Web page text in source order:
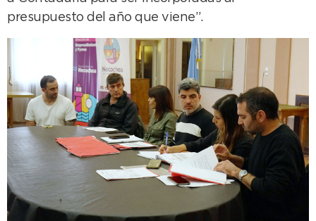
presupuesto del año que viene”.